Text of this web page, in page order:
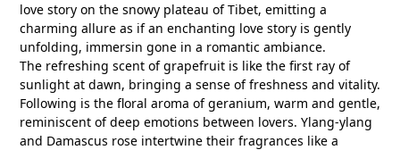
love story on the snowy plateau of Tibet, emitting a
charming allure as if an enchanting love story is gently
unfolding, immersin gone in a romantic ambiance.
The refreshing scent of grapefruit is like the first ray of
sunlight at dawn, bringing a sense of freshness and vitality.
Following is the floral aroma of geranium, warm and gentle,
reminiscent of deep emotions between lovers. Ylang-ylang
and Damascus rose intertwine their fragrances like a